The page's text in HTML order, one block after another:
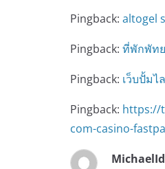
Pingback: altogel
Pingback: ที่พักพัท
Pingback: เว็บปั้มไ
Pingback: https://
com-casino-